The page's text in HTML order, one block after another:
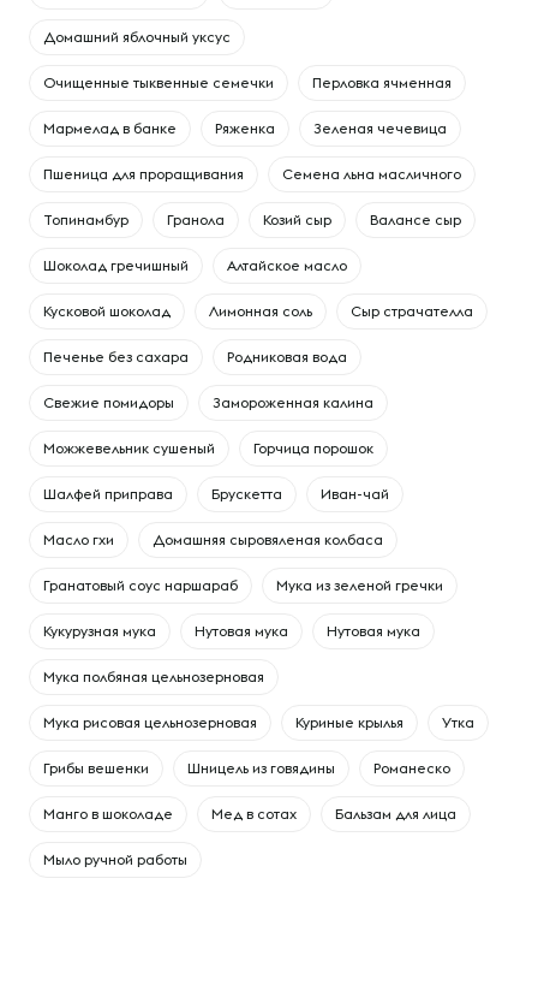
Домашний яблочный уксус
Очищенные тыквенные семечки Перловка ячменная
Мармелад в банке Ряженка Зеленая чечевица
Пшеница для проращивания Семена льна масличного
Топинамбур Гранола Козий сыр Валансе сыр
Шоколад гречишный Алтайское масло
Кусковой шоколад Лимонная соль Сыр страчателла
Печенье без сахара Родниковая вода
Свежие помидоры Замороженная калина
Можжевельник сушеный Горчица порошок
Шалфей приправа Брускетта Иван-чай
Масло гхи Домашняя сыровяленая колбаса
Гранатовый соус наршараб Мука из зеленой гречки
Кукурузная мука Нутовая мука Нутовая мука
Мука полбяная цельнозерновая
Мука рисовая цельнозерновая Куриные крылья Утка
Грибы вешенки Шницель из говядины Романеско
Манго в шоколаде Мед в сотах Бальзам для лица
Мыло ручной работы